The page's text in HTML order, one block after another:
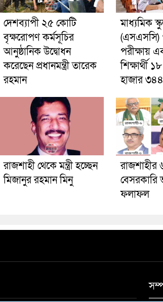
দেশব্যাপী ২৫ কোটি
বৃক্ষরোপণ কর্মসূচির
আনুষ্ঠানিক উদ্বোধন
করেছেন প্রধানমন্ত্রী তারেক
রহমান
মাধ্যমিক
(এসএসসি)
পরীক্ষায়
শিক্ষার্থী
হাজার
রাজশাহী থেকে মন্ত্রী হচ্ছেন
মিজানুর রহমান মিনু
বেসরকারি
ফলাফল